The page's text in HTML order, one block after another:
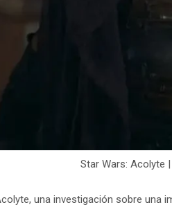
Star Wars: Acolyte
una investigación sobre